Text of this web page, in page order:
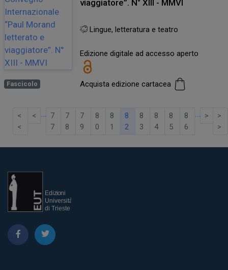
Fascicolo
viaggiatore”. N° XIII - MMVI
Lingue, letteratura e teatro
Edizione digitale ad accesso aperto
Acquista edizione cartacea
<
<
< … 7
7
7
8
7
9
8
0
8
1
8
2
8
3
8
4
8
5
8
6
… >
>
>